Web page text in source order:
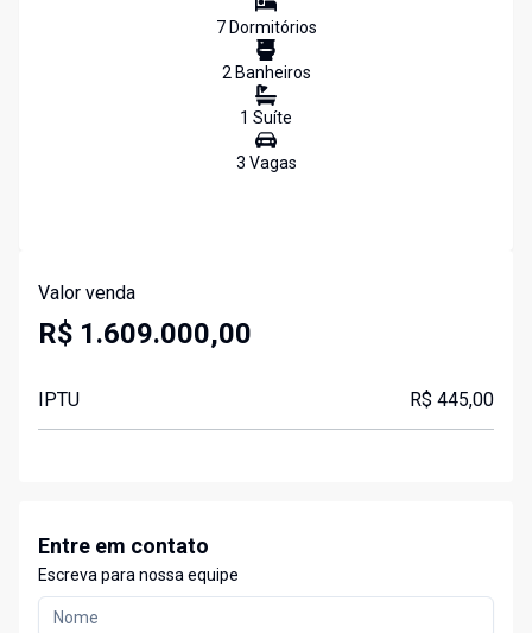
7Dormitórios
2Banheiros
1 Suíte
3 Vagas
Valor venda
R$ 1.609.000,00
IPTU R$ 445,00
Entre em contato
Escreva para nossa equipe